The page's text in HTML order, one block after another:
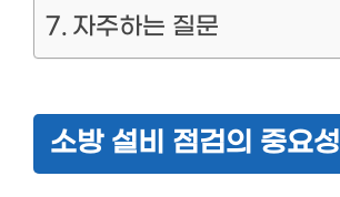
자주하는 질문
소방 설비 점검의 중요성